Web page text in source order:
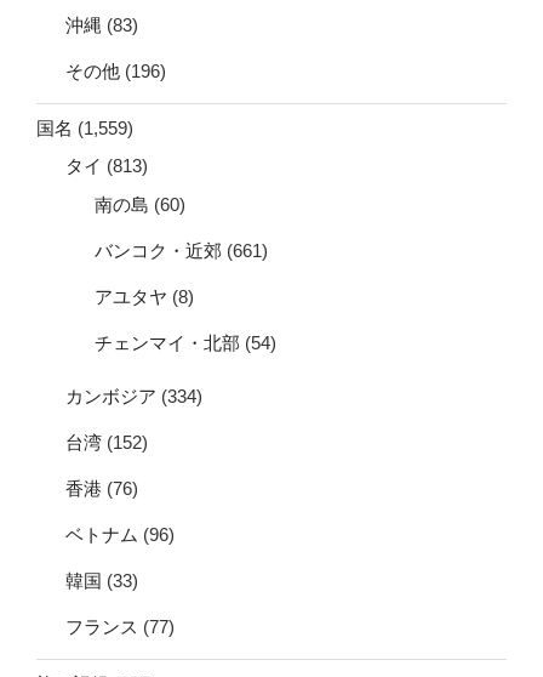
沖縄 (83)
その他 (196)
国名 (1,559)
タイ (813)
南の島 (60)
バンコク・近郊 (661)
アユタヤ (8)
チェンマイ・北部 (54)
カンボジア (334)
台湾 (152)
香港 (76)
ベトナム (96)
韓国 (33)
フランス (77)